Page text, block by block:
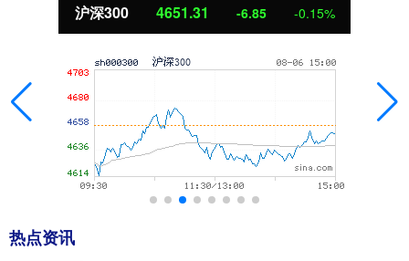
沪深300 4651.31 -6.85 -0.15%
热点资讯